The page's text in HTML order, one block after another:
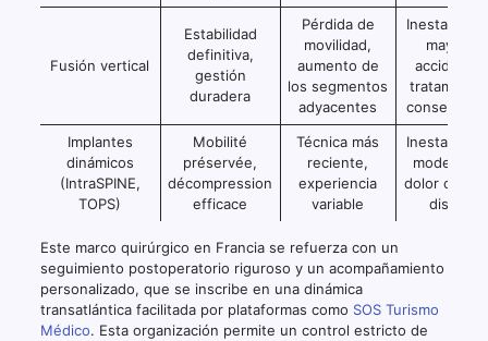
Fusión vertical
Estabilidad
definitiva,
gestión
duradera
Pérdida de
movilidad,
aumento de
los segmentos
adyacentes
mayor,
accidente
tratamiento
Implantes
dinámicos
(IntraSPINE,
TOPS)
Mobilité
préservée,
décompression
efficace
Técnica más
reciente,
experiencia
variable
moderada,
dolor
discal
Este marco quirúrgico en Francia se refuerza con un
seguimiento postoperatorio riguroso y un acompañamiento
personalizado, que se inscribe en una dinámica
transatlántica facilitada por plataformas como SOS Turismo
Médico. Esta organización permite un control estricto de